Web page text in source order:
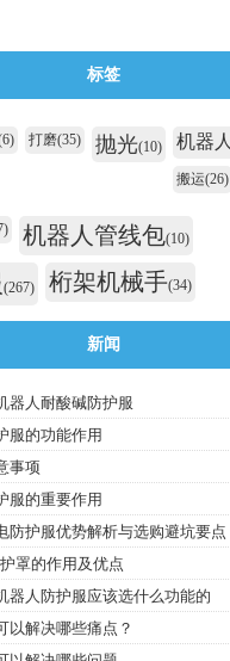
标签
打磨(35) 抛光(10) 机器人
搬运(26)
机器人管线包(10)
(267) 桁架机械手(34)
新闻
器人耐酸碱防护服
服的功能作用
事项
服的重要作用
防护服优势解析与选购避坑要点
罩的作用及优点
器人防护服应该选什么功能的
以解决哪些痛点？